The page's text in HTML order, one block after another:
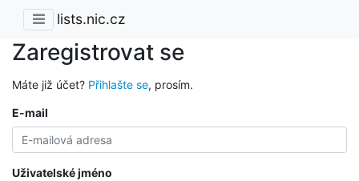
lists.nic.cz
Zaregistrovat se
Máte již účet? Přihlašte se, prosím.
E-mail
Uživatelské jméno